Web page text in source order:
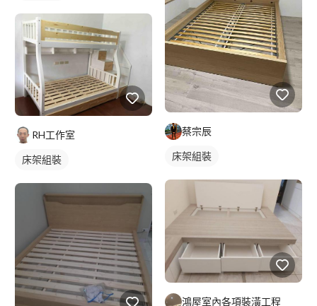
RH工作室
床架組裝
蔡宗辰
床架組裝
鴻屋室內各項裝潢工程